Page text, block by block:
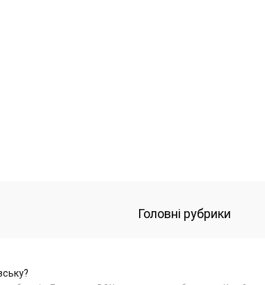
Головні рубрики